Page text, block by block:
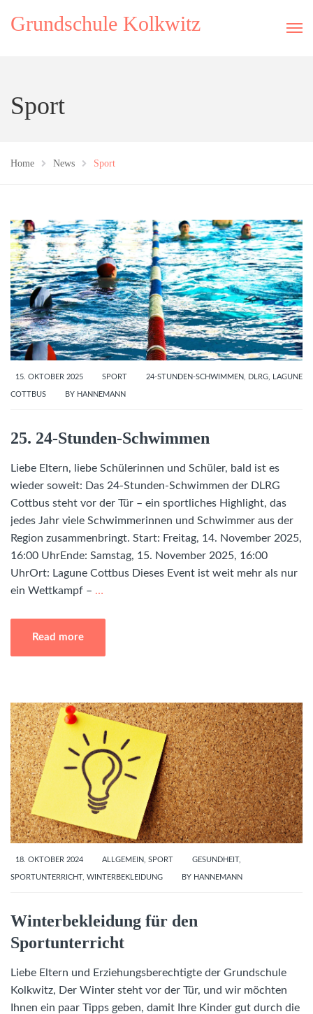
Grundschule Kolkwitz
Sport
Home News Sport
15. OKTOBER 2025 SPORT 24-STUNDEN-SCHWIMMEN DLRG LAGUNE
COTTBUS BY HANNEMANN
25. 24-Stunden-Schwimmen
Liebe Eltern, liebe Schülerinnen und Schüler, bald ist es
wieder soweit: Das 24-Stunden-Schwimmen der DLRG
Cottbus steht vor der Tür – ein sportliches Highlight, das
jedes Jahr viele Schwimmerinnen und Schwimmer aus der
Region zusammenbringt. Start: Freitag, 14. November 2025,
16:00 UhrEnde: Samstag, 15. November 2025, 16:00
UhrOrt: Lagune Cottbus Dieses Event ist weit mehr als nur
ein Wettkampf – …
Read more
18. OKTOBER 2024 ALLGEMEIN SPORT GESUNDHEIT,
SPORTUNTERRICHT, WINTERBEKLEIDUNG BY HANNEMANN
Winterbekleidung für den
Sportunterricht
Liebe Eltern und Erziehungsberechtigte der Grundschule
Kolkwitz, Der Winter steht vor der Tür, und wir möchten
Ihnen ein paar Tipps geben, damit Ihre Kinder gut durch die